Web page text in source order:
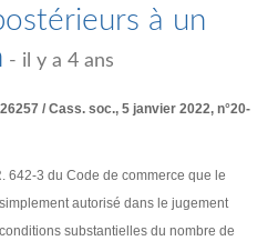
à un
- il y a 4 ans
/ Cass. soc., 5 janvier 2022, n°20-
642-3 du Code de commerce que le
autorisé dans le jugement
substantielles du nombre de